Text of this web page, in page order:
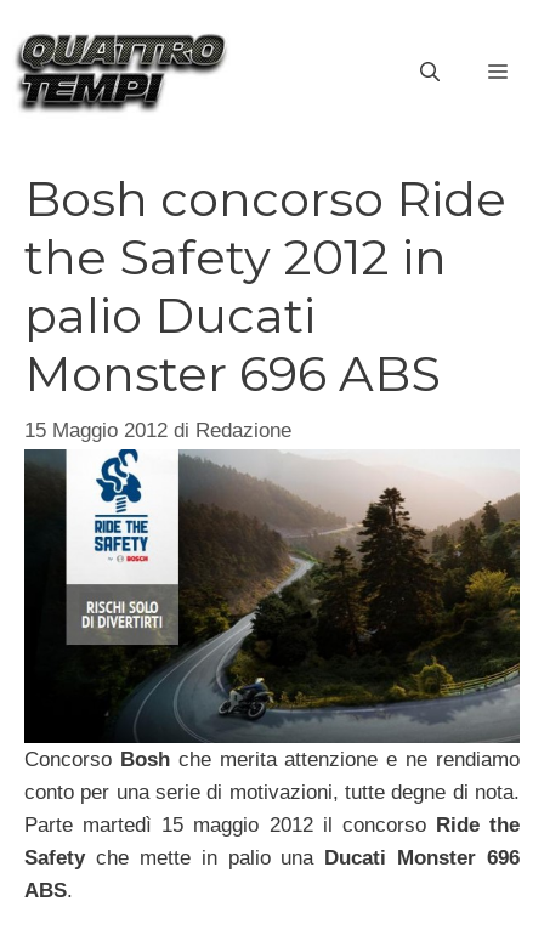
contenuto
Bosh concorso Ride
the Safety 2012 in
palio Ducati
Monster 696 ABS
15 Maggio 2012 di Redazione
Concorso Boshche merita attenzione e ne rendiamo
conto per una serie di motivazioni, tutte degne di nota.
Parte martedì 15 maggio 2012 il concorso Ride the
Safetyche mette in palio una Ducati Monster 696
ABS.